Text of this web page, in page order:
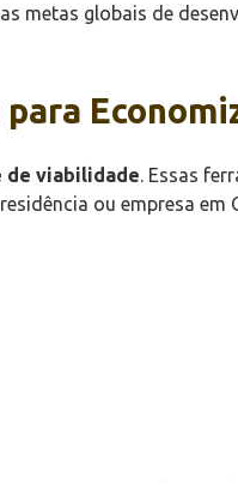
metas globais de
de viabilidade . Essas
ou empresa em